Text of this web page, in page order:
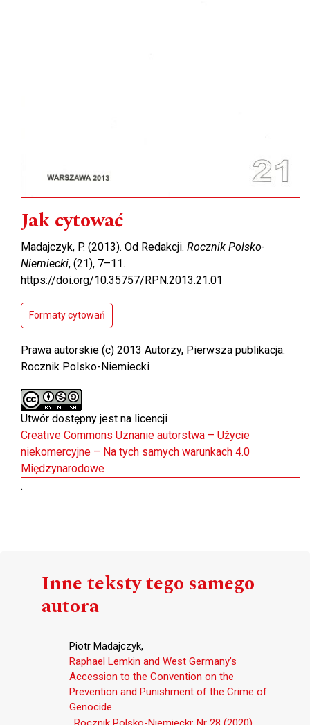
Jak cytować
Madajczyk, P. (2013). Od Redakcji. Rocznik Polsko-
Niemiecki, (21), 7–11.
https://doi.org/10.35757/RPN.2013.21.01
Formaty cytowań
Prawa autorskie (c) 2013 Autorzy, Pierwsza publikacja:
Rocznik Polsko-Niemiecki
Utwór dostępny jest na licencji
Creative Commons Uznanie autorstwa – Użycie
niekomercyjne – Na tych samych warunkach 4.0
Międzynarodowe
.
Inne teksty tego samego
autora
Piotr Madajczyk,
Raphael Lemkin and West Germany’s
Accession to the Convention on the
Prevention and Punishment of the Crime of
Genocide